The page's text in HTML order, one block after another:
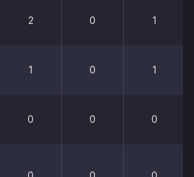
2 0 1
1 0 1
0 0 0